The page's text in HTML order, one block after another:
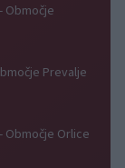
Območje
Prevalje
Območje Orlice